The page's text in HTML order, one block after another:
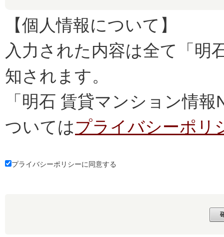
【個人情報について】
入力された内容は全て「明
知されます。
「明石 賃貸マンション情
ついてはプライバシーポリ
プライバシーポリシーに同意する